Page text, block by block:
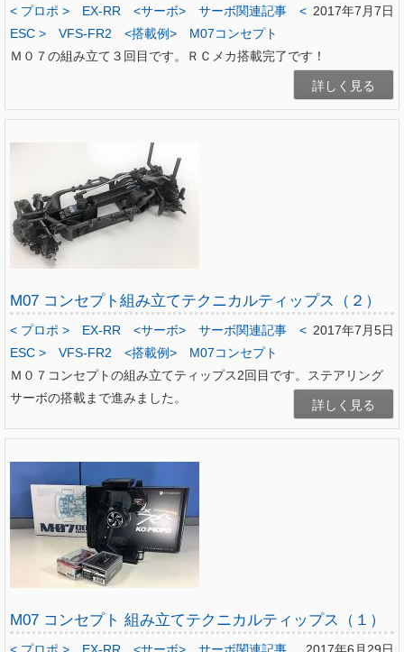
2017年7月7日
< プロポ > EX-RR <サーボ> サーボ関連記事
<
ESC >
VFS-FR2 <搭載例>
M07コンセプト
Ｍ０７の組み立て３回目です。ＲＣメカ搭載完了です！
詳しく見る
M07 コンセプト組み立てテクニカルティップス（２）
2017年7月5日
< プロポ > EX-RR <サーボ> サーボ関連記事
<
ESC >
VFS-FR2 <搭載例>
M07コンセプト
Ｍ０７コンセプトの組み立てティップス2回目です。ステアリング
サーボの搭載まで進みました。
詳しく見る
M07 コンセプト 組み立てテクニカルティップス（１）